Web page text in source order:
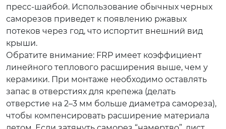
пресс-шайбой. Использование обычных черных
саморезов приведет к появлению ржавых
потеков через год, что испортит внешний вид
крыши.
Обратите внимание: FRP имеет коэффициент
линейного теплового расширения выше, чем у
керамики. При монтаже необходимо оставлять
запас в отверстиях для крепежа (делать
отверстие на 2–3 мм больше диаметра самореза),
чтобы компенсировать расширение материала